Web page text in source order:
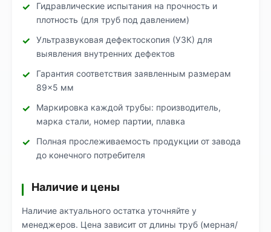
Гидравлические испытания на прочность и
плотность (для труб под давлением)
Ультразвуковая дефектоскопия (УЗК) для
выявления внутренних дефектов
Гарантия соответствия заявленным размерам
89×5 мм
Маркировка каждой трубы: производитель,
марка стали, номер партии, плавка
Полная прослеживаемость продукции от завода
до конечного потребителя
Наличие и цены
Наличие актуального остатка уточняйте у
менеджеров. Цена зависит от длины труб (мерная/